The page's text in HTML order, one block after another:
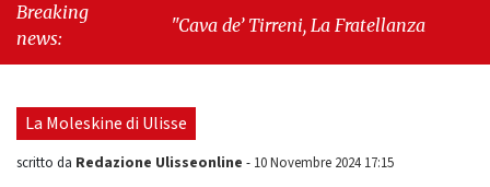
Breaking
news:
"Cava de’ Tirreni, La Fratellanza sull'ultima
l’impero di cemento"
La Moleskine di Ulisse
scritto da Redazione Ulisseonline - 10 Novembre 2024 17:15